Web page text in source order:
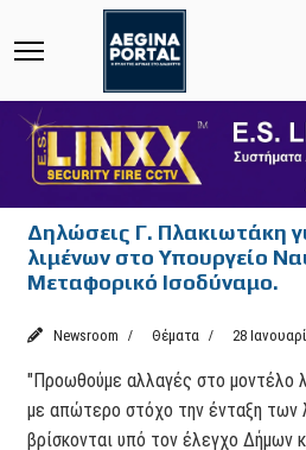
Δηλώσεις Γ. Πλακιωτάκη
λιμένων στο Υπουργείο
Μεταφορικό Ισοδύναμο.
Newsroom Θέματα 28
"Προωθούμε αλλαγές στο μοντέλο
με απώτερο στόχο την ένταξη των
βρίσκονται υπό τον έλεγχο Δήμων